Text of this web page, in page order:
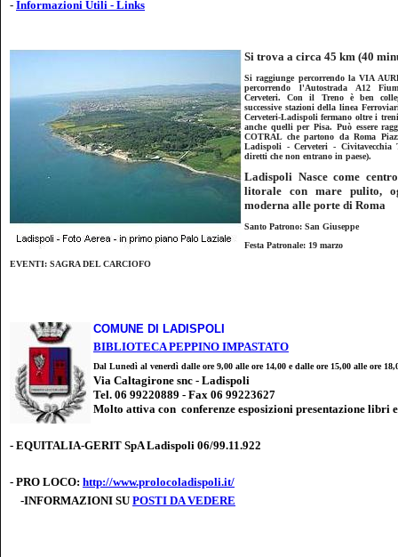
- Informazioni Utili - Links
Si trova a circa 45 km (40
Si raggiunge percorrendo la VIA
percorrendo l'Autostrada A12
Cerveteri. Con il Treno è ben
successive stazioni della linea
Cerveteri-Ladispoli fermano oltre i
anche quelli per Pisa. Può essere
COTRAL che partono da Roma
Ladispoli - Cerveteri - Civitavecchia
diretti che non entrano in paese).
Ladispoli Nasce come
litorale con mare pulito,
moderna alle porte di Roma
Santo Patrono: San Giuseppe
Festa Patronale: 19 marzo
EVENTI: SAGRA DEL CARCIOFO
COMUNE DI LADISPOLI
BIBLIOTECA PEPPINO IMPASTATO
Dal Lunedì al venerdì dalle ore 9,00 alle ore 14,00 e dalle ore 15,00 alle ore
Via Caltagirone snc - Ladispoli
Tel. 06 99220889 - Fax 06 99223627
Molto attiva con conferenze esposizioni presentazione libri
- EQUITALIA-GERIT SpA Ladispoli 06/99.11.922
- PRO LOCO: http://www.prolocoladispoli.it/
-INFORMAZIONI SU POSTI DAVEDERE